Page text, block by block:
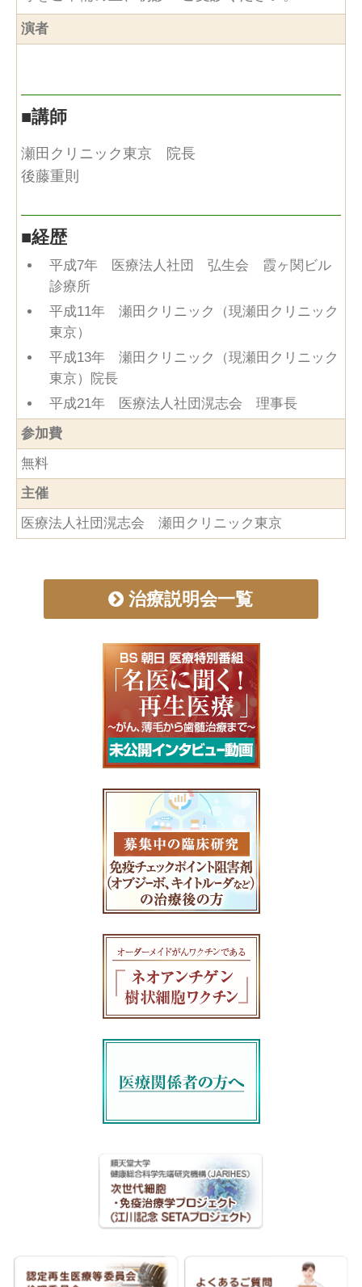
演者
■講師
瀬田クリニック東京 院長
後藤重則
■経歴
平成7年 医療法人社団 弘生会 霞ヶ関ビル
診療所
平成11年 瀬田クリニック（現瀬田クリニック
東京）
平成13年 瀬田クリニック（現瀬田クリニック
東京）院長
平成21年 医療法人社団滉志会 理事長
参加費
無料
主催
医療法人社団滉志会 瀬田クリニック東京
治療説明会一覧